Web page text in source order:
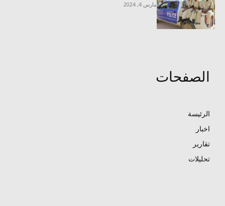
مارس 4, 2024
الصفحات
الرئيسة
اخبار
تقارير
تحليلات